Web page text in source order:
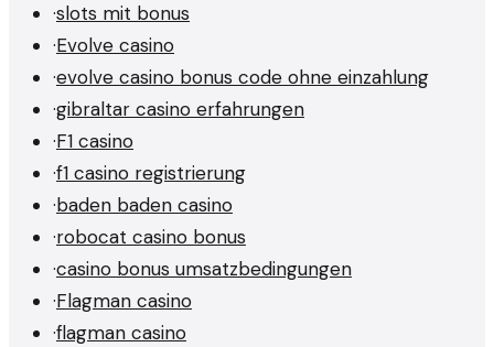
·slots mit bonus
·Evolve casino
·evolve casino bonus code ohne einzahlung
·gibraltar casino erfahrungen
·F1 casino
·f1 casino registrierung
·baden baden casino
·robocat casino bonus
·casino bonus umsatzbedingungen
·Flagman casino
·flagman casino